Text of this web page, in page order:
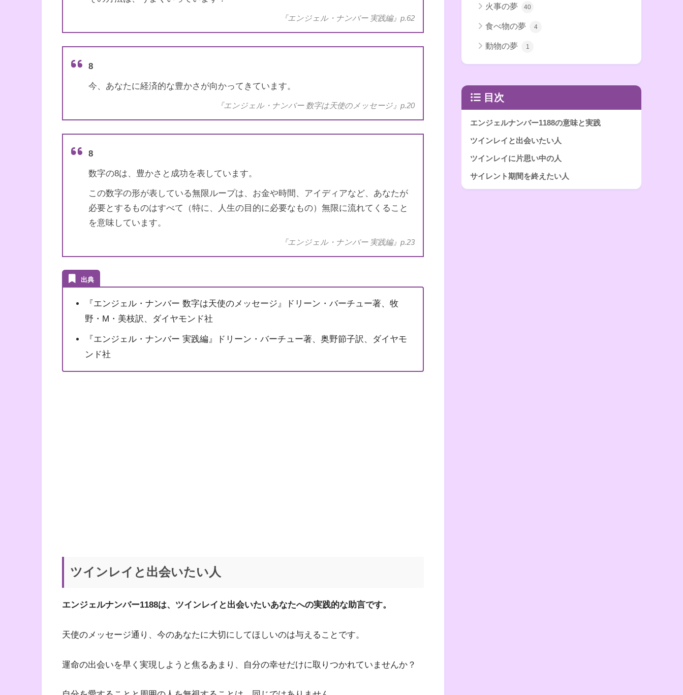
天使のサイン エンジェル・ナンバー 数字に秘められた幸運のメッセー
著者 カイル・グレイ
出版社 ダイヤモンド社
出版年
『エンジェル・ナンバー 実践編』p.62
8
今、あなたに経済的な豊かさが向かってきています。
『エンジェル・ナンバー 数字は天使のメッセージ』p.20
8
数字の8は、豊かさと成功を表しています。
この数字の形が表している無限ループは、お金や時間、アイディアなど、あなたが
必要とするものはすべて（特に、人生の目的に必要なもの）無限に流れてくること
を意味しています。
『エンジェル・ナンバー 実践編』p.23
出典
『エンジェル・ナンバー 数字は天使のメッセージ』ドリーン・バーチュー著、牧
野・M・美枝訳、ダイヤモンド社
『エンジェル・ナンバー 実践編』ドリーン・バーチュー著、奥野節子訳、ダイヤモ
ンド社
ツインレイと出会いたい人
エンジェルナンバー1188は、ツインレイと出会いたいあなたへの実践的な助言です。
天使のメッセージ通り、今のあなたに大切にしてほしいのは与えることです。
運命の出会いを早く実現しようと焦るあまり、自分の幸せだけに取りつかれていませんか？
火事の夢 40
食べ物の夢 4
動物の夢 1
目次
エンジェルナンバー1188の意味と実践
ツインレイと出会いたい人
ツインレイに片思い中の人
サイレント期間を終えたい人